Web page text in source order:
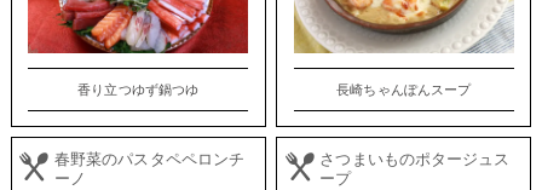
香り立つゆず鍋つゆ 長崎ちゃんぽんスープ
春野菜のパスタペペロンチ
ーノ
さつまいものポタージュス
ープ